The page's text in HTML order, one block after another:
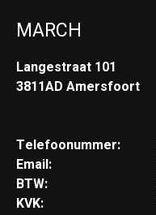
MARCH
Langestraat 101
3811AD Amersfoort
Telefoonummer:
Email:
BTW:
KVK: